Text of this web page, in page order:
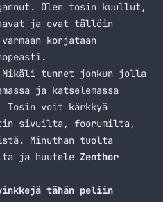
Olen tosin kuullut,
ja ovat tällöin
korjataan
tunnet jonkun jolla
ja katselemassa
Tosin voit kärkkyä
sivuilta, foorumilta,
. Minuthan tuolta
ja huutele Zenthor
tähän peliin